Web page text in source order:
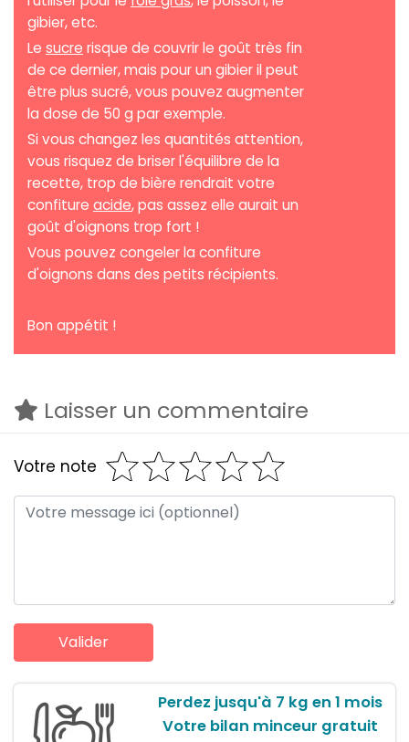
gibier, etc.
Le sucre risque de couvrir le goût très fin
de ce dernier, mais pour un gibier il peut
être plus sucré, vous pouvez augmenter
la dose de 50 g par exemple.
Si vous changez les quantités attention,
vous risquez de briser l'équilibre de la
recette, trop de bière rendrait votre
confiture acide, pas assez elle aurait un
goût d'oignons trop fort !
Vous pouvez congeler la confiture
d'oignons dans des petits récipients.
Bon appétit !
Laisser un commentaire
Votre note
Perdez jusqu'à 7 kg en 1 mois
Votre bilan minceur gratuit